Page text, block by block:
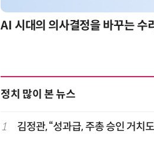
AI 시대의 의사결정을 바꾸는
정치 많이 본 뉴스
1 김정관, “성과급, 주총 승인 거치